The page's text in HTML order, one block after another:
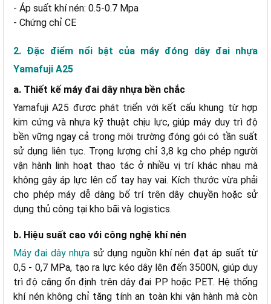
- Áp suất khí nén: 0.5-0.7 Mpa
- Chứng chỉ CE
2. Đặc điểm nổi bật của máy đóng dây đai nhựa
Yamafuji A25
a. Thiết kế máy đai dây nhựa bền chắc
Yamafuji A25 được phát triển với kết cấu khung từ hợp
kim cứng và nhựa kỹ thuật chịu lực, giúp máy duy trì độ
bền vững ngay cả trong môi trường đóng gói có tần suất
sử dụng liên tục. Trọng lượng chỉ 3,8 kg cho phép người
vận hành linh hoạt thao tác ở nhiều vị trí khác nhau mà
không gây áp lực lên cổ tay hay vai. Kích thước vừa phải
cho phép máy dễ dàng bố trí trên dây chuyền hoặc sử
dụng thủ công tại kho bãi và logistics.
b. Hiệu suất cao với công nghệ khí nén
Máy đai dây nhựa sử dụng nguồn khí nén đạt áp suất từ
0,5 - 0,7 MPa, tạo ra lực kéo dây lên đến 3500N, giúp duy
trì độ căng ổn định trên dây đai PP hoặc PET. Hệ thống
khí nén không chỉ tăng tính an toàn khi vận hành mà còn